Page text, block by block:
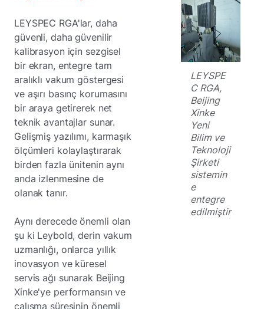
LEYSPEC RGA'lar, daha
güvenli, daha güvenilir
kalibrasyon için sezgisel
bir ekran, entegre tam
aralıklı vakum göstergesi
ve aşırı basınç korumasını
bir araya getirerek net
teknik avantajlar sunar.
Gelişmiş yazılımı, karmaşık
ölçümleri kolaylaştırarak
birden fazla ünitenin aynı
anda izlenmesine de
olanak tanır.
Aynı derecede önemli olan
şu ki Leybold, derin vakum
uzmanlığı, onlarca yıllık
inovasyon ve küresel
servis ağı sunarak Beijing
Xinke'ye performansın ve
çalışma süresinin önemli
LEYSPE
C RGA,
Beijing
Xinke
Yeni
Bilim ve
Teknoloji
Şirketi
sistemin
e
entegre
edilmiştir